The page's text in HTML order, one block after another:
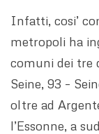
Infatti, cosi’
metropoli ha
comuni dei tre
Seine, 93 –
oltre ad
l’Essonne, a